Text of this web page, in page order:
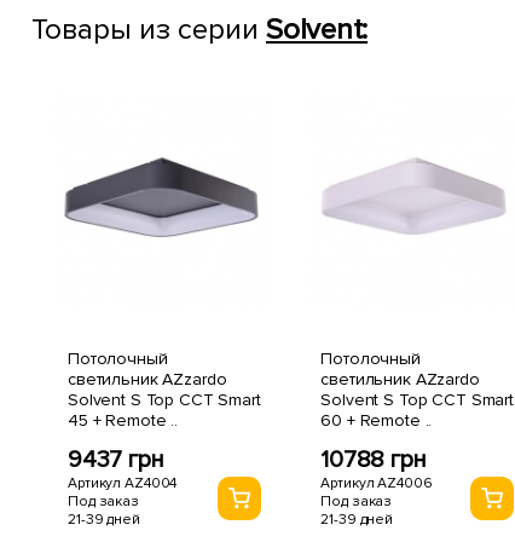
Товары из серии Solvent:
Потолочный
светильник AZzardo
Solvent S Top CCT Smart
45 + Remote ..
9437 грн
Артикул AZ4004
Под заказ
21-39 дней
Потолочный
светильник AZzardo
Solvent S Top CCT Smart
60 + Remote ..
10788 грн
Артикул AZ4006
Под заказ
21-39 дней